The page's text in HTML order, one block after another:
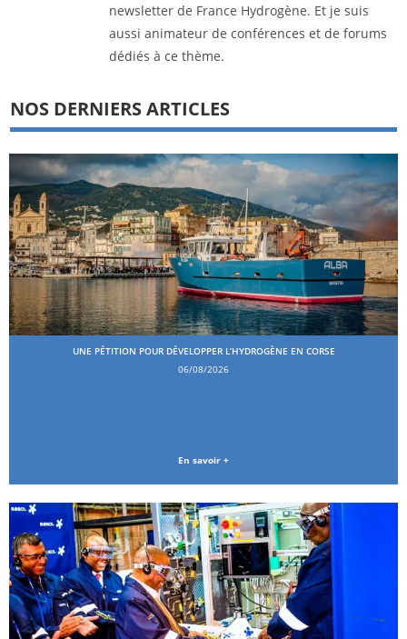
newsletter de France Hydrogène. Et je suis
aussi animateur de conférences et de forums
dédiés à ce thème.
NOS DERNIERS ARTICLES
UNE PÉTITION POUR DÉVELOPPER L’HYDROGÈNE EN CORSE
06/08/2026
En savoir +